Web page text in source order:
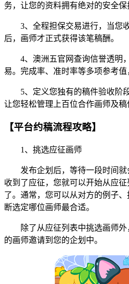
务，让您的资料拥有绝对的安全保
3、全程担保交易进行，当您
后，画师才正式获得该笔稿酬。
4、澳洲五官网查询信誉透明
易。完成率、准时率等多项参考值
5、定义您独有的稿件验收阶段
让您轻松管理上百位合作画师及稿
【平台约稿流程攻略】
1、挑选应征画师
发布企划后，等待一段时间就
收到了应征，您就可以开始从应
了。通常，您可以从对方的例子
断选定哪位画师最合适。
除了从应征列表中挑选画师外
的画师邀请到您的企划中。